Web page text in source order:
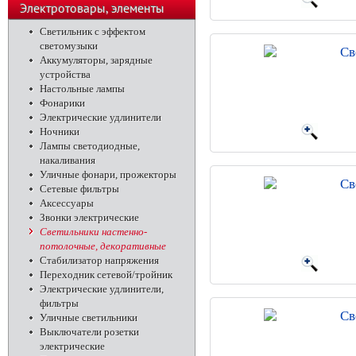
телефоны
Электротовары, элементы
питания, освещение
Светильник с эффектом
светомузыки
Аккумуляторы, зарядные
устройства
Настольные лампы
Фонарики
Электрические удлинители
Ночники
Лампы светодиодные,
накаливания
Уличные фонари, прожекторы
Сетевые фильтры
Аксессуары
Звонки электрические
Светильники настенно-
потолочные, декоративные
Стабилизатор напряжения
Переходник сетевой/тройник
Электрические удлинители,
фильтры
Уличные светильники
Выключатели розетки
электрические